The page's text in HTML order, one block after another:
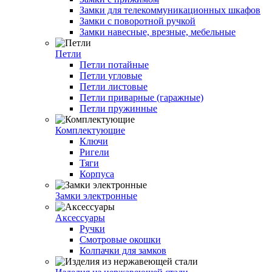
Замки для телекоммуникационных шкафов
Замки с поворотной ручкой
Замки навесные, врезные, мебельные
Петли
Петли потайные
Петли угловые
Петли листовые
Петли приварные (гаражные)
Петли пружинные
Комплектующие
Ключи
Ригели
Тяги
Корпуса
Замки электронные
Аксессуары
Ручки
Смотровые окошки
Колпачки для замков